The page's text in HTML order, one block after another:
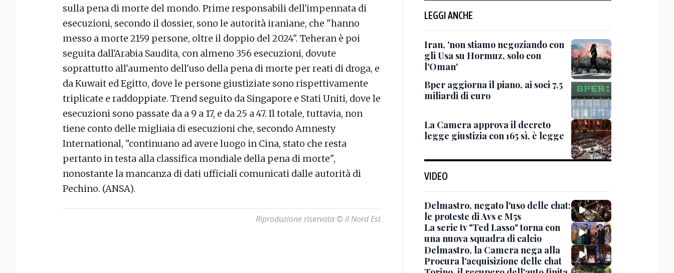
sulla pena di morte del mondo. Prime responsabili dell'impennata di
esecuzioni, secondo il dossier, sono le autorità iraniane, che "hanno
messo a morte 2159 persone, oltre il doppio del 2024". Teheran è poi
seguita dall'Arabia Saudita, con almeno 356 esecuzioni, dovute
soprattutto all'aumento dell'uso della pena di morte per reati di droga, e
da Kuwait ed Egitto, dove le persone giustiziate sono rispettivamente
triplicate e raddoppiate. Trend seguito da Singapore e Stati Uniti, dove le
esecuzioni sono passate da a 9 a 17, e da 25 a 47. Il totale, tuttavia, non
tiene conto delle migliaia di esecuzioni che, secondo Amnesty
International, "continuano ad avere luogo in Cina, stato che resta
pertanto in testa alla classifica mondiale della pena di morte",
nonostante la mancanza di dati ufficiali comunicati dalle autorità di
Pechino. (ANSA).
Riproduzione riservata © il Nord Est
LEGGI ANCHE
Iran, 'non stiamo negoziando con
gli Usa su Hormuz, solo con
l'Oman'
Bper aggiorna il piano, ai soci 7,5
miliardi di euro
La Camera approva il decreto
legge giustizia con 165 sì, è legge
VIDEO
Delmastro, negato l'uso delle chat:
le proteste di Avs e M5s
La serie tv "Ted Lasso" torna con
una nuova squadra di calcio
Delmastro, la Camera nega alla
Procura l'acquisizione delle chat